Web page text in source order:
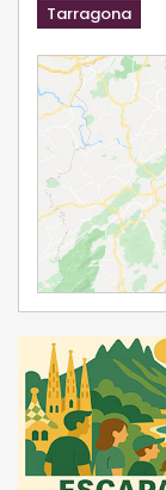
Tarragona